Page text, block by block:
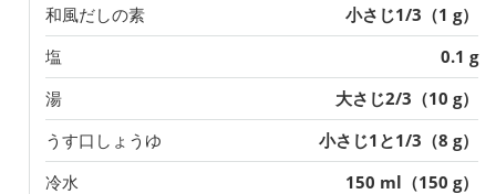
和風だしの素
小さじ1/3（1 g）
塩
0.1 g
湯
大さじ2/3（10 g）
うす口しょうゆ
小さじ1と1/3（8 g）
冷水
150 ml（150 g）